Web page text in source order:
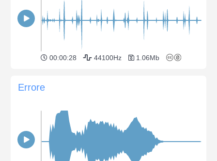
00:00:28 44100Hz 1.06Mb
Errore